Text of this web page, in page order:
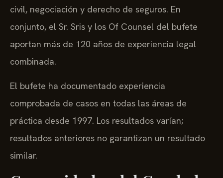
civil, negociación y derecho de seguros. En
conjunto, el Sr. Sris y los Of Counsel del bufete
aportan más de 120 años de experiencia legal
combinada.
El bufete ha documentado experiencia
comprobada de casos en todas las áreas de
práctica desde 1997. Los resultados varían;
resultados anteriores no garantizan un resultado
similar.